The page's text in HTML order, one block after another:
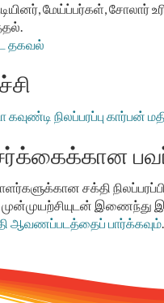
மேய்ப்பர்கள்,
தகவல்
நிலப்பரப்பு கார்பன்
சக்தி
முன்முயற்சியுடன் இணைந்து
ஆவணப்படத்தைப் பார்க்கவும்.